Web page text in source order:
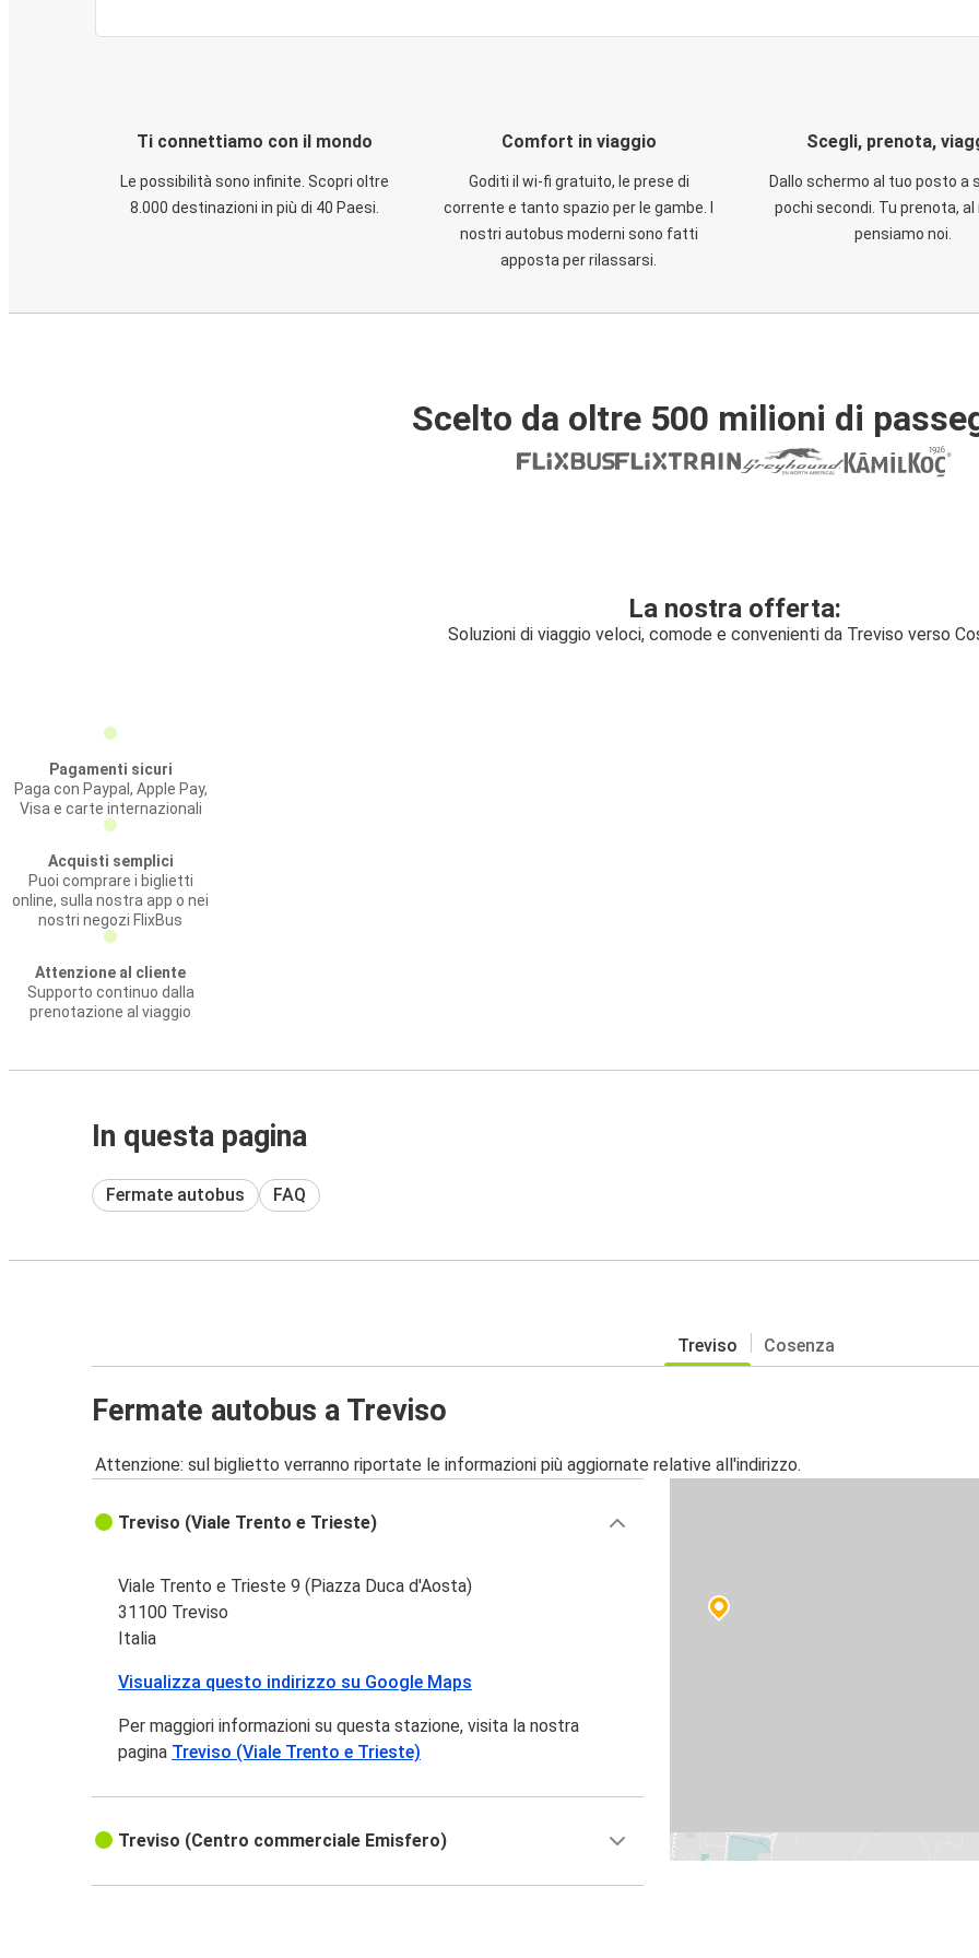
Ti connettiamo con il mondo
Le possibilità sono infinite. Scopri oltre
8.000 destinazioni in più di 40 Paesi.
Comfort in viaggio
Goditi il wi-fi gratuito, le prese di
corrente e tanto spazio per le gambe. I
nostri autobus moderni sono fatti
apposta per rilassarsi.
Scegli, prenota,
Dallo schermo al tuo posto a
pochi secondi. Tu prenota,
pensiamo noi.
Scelto da oltre 500 milioni di
La nostra offerta:
Soluzioni di viaggio veloci, comode e convenienti da Treviso verso
Pagamenti sicuri
Paga con Paypal, Apple Pay,
Visa e carte internazionali
Acquisti semplici
Puoi comprare i biglietti
online, sulla nostra app o nei
nostri negozi FlixBus
Attenzione al cliente
Supporto continuo dalla
prenotazione al viaggio
In questa pagina
Fermate autobus FAQ
Treviso Cosenza
Fermate autobus a Treviso
Attenzione: sul biglietto verranno riportate le informazioni più aggiornate relative all'indirizzo.
Treviso (Viale Trento e Trieste)
Viale Trento e Trieste 9 (Piazza Duca d'Aosta)
31100 Treviso
Italia
Visualizza questo indirizzo su Google Maps
Per maggiori informazioni su questa stazione, visita la nostra
pagina Treviso (Viale Trento e Trieste)
Treviso (Centro commerciale Emisfero)